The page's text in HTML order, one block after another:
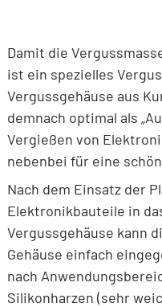
Damit die
ist ein spezielles
Vergussgehäuse aus
demnach optimal als
Vergießen von
nebenbei für eine
Nach dem Einsatz der
Elektronikbauteile in
Vergussgehäuse kann
Gehäuse einfach
nach
Silikonharzen (sehr